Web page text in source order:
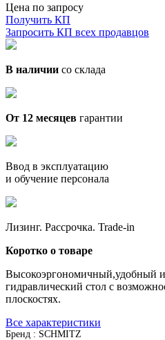
Цена по запросу
Получить КП
Запросить КП всех продавцов
В наличии со склада
От 12 месяцев гарантии
Ввод в эксплуатацию
и обучение персонала
Лизинг. Рассрочка. Trade-in
Коротко о товаре
Высокоэргономичный,удобный
гидравлический стол с
плоскостях.
Все характеристики
Бренд : SCHMITZ